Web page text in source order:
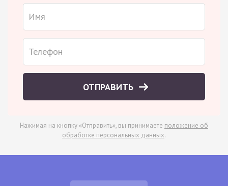
ОТПРАВИТЬ
Нажимая на кнопку «Отправить», вы принимаете положение об
обработке персональных данных.